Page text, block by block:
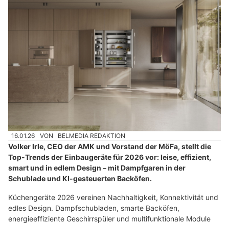
16.01.26 VON BELMEDIA REDAKTION
Volker Irle, CEO der AMK und Vorstand der MöFa, stellt die
Top-Trends der Einbaugeräte für 2026 vor: leise, effizient,
smart und in edlem Design – mit Dampfgaren in der
Schublade und KI-gesteuerten Backöfen.
Küchengeräte 2026 vereinen Nachhaltigkeit, Konnektivität und
edles Design. Dampfschubladen, smarte Backöfen,
energieeffiziente Geschirrspüler und multifunktionale Module